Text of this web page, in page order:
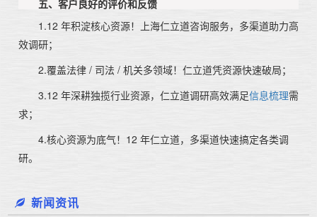
五、客户良好的评价和反馈
1.12 年积淀核心资源！上海仁立道咨询服务，多渠道助力高
效调研；
2.覆盖法律 / 司法 / 机关多领域！仁立道凭资源快速破局；
3.12 年深耕独揽行业资源，仁立道调研高效满足信息梳理需
求；
4.核心资源为底气！12 年仁立道，多渠道快速搞定各类调
研。
新闻资讯